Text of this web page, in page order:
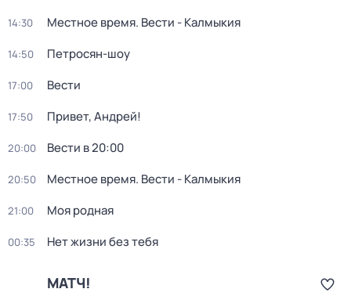
14:30 Местное время. Вести - Калмыкия
14:50 Петросян-шоу
17:00 Вести
17:50 Привет, Андрей!
20:00 Вести в 20:00
20:50 Местное время. Вести - Калмыкия
21:00 Моя родная
00:35 Нет жизни без тебя
МАТЧ!